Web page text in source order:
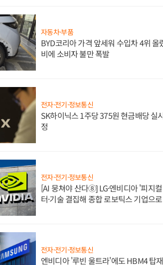
자동차·부품
BYD코리아 가격 앞세워 수입차 4위 올
비에 소비자 불만 폭발
전자·전기·정보통신
SK하이닉스 1주당 375원 현금배당 실
정
전자·전기·정보통신
[AI 뭉쳐야 산다⑧] LG·엔비디아 '피지
터·기술 결집해 종합 로보틱스 기업으로
전자·전기·정보통신
엔비디아 '루빈 울트라'에도 HBM4 탑